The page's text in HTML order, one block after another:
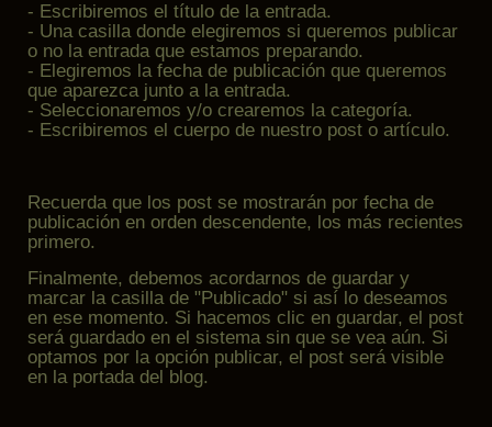
- Escribiremos el título de la entrada.
- Una casilla donde elegiremos si queremos publicar
o no la entrada que estamos preparando.
- Elegiremos la fecha de publicación que queremos
que aparezca junto a la entrada.
- Seleccionaremos y/o crearemos la categoría.
- Escribiremos el cuerpo de nuestro post o artículo.
Recuerda que los post se mostrarán por fecha de
publicación en orden descendente, los más recientes
primero.
Finalmente, debemos acordarnos de guardar y
marcar la casilla de "Publicado" si así lo deseamos
en ese momento. Si hacemos clic en guardar, el post
será guardado en el sistema sin que se vea aún. Si
optamos por la opción publicar, el post será visible
en la portada del blog.